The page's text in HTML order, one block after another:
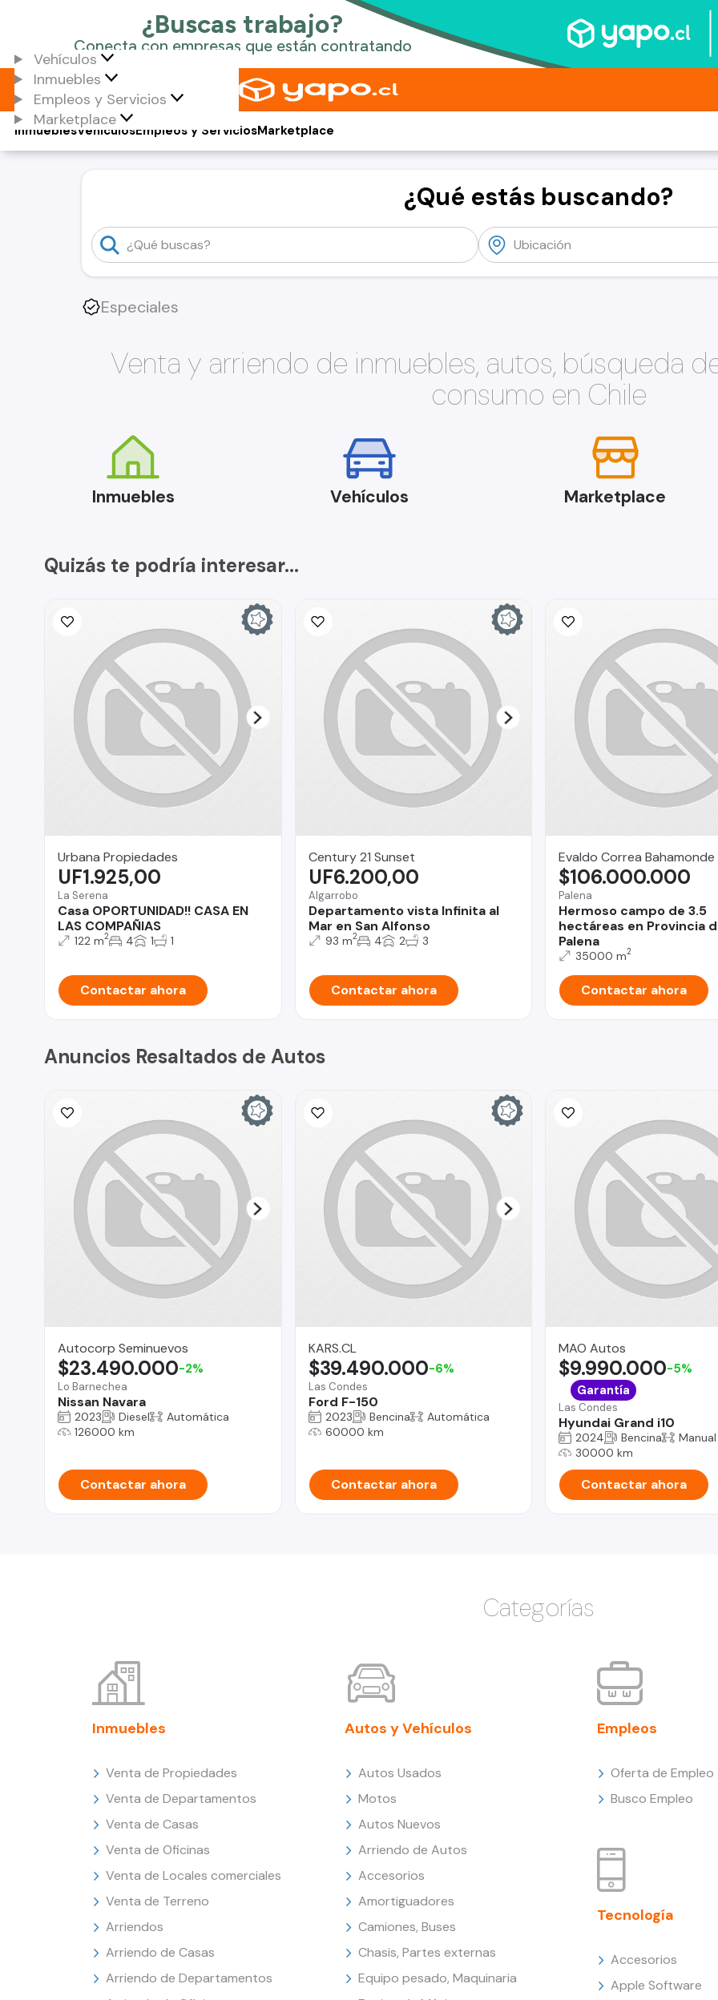
Vehículos
Inmuebles
Empleos y Servicios
Marketplace
Vehículos
Inmuebles Empleos y ServiciosMarketplace
¿Qué estás buscando?
Especiales
Venta y arriendo de inmuebles, autos, búsqueda
consumo en Chile
Inmuebles Vehículos Marketplace
Quizás te podría interesar...
Urbana Propiedades
La Serena
Casa OPORTUNIDAD!! CASA EN
LAS COMPAÑIAS
UF1.925,00
122 m2 4 1 1
Contactar ahora
Century 21 Sunset
Algarrobo
Departamento vista Infinita al
Mar en San Alfonso
UF6.200,00
93 m2 4 2 3
Contactar ahora
Evaldo Correa Bahamonde
Palena
Hermoso campo de 3.5
hectáreas en Provincia
Palena
$106.000.000
35000 m2
Contactar ahora
Anuncios Resaltados de Autos
Autocorp Seminuevos
Lo Barnechea
Nissan Navara
$23.490.000-2%
2023 Diesel
Automática
126000 km
Contactar ahora
KARS.CL
Las Condes
Ford F-150
$39.490.000-6%
2023 Bencina
Automática
60000 km
Contactar ahora
MAO Autos
Las Condes
Hyundai Grand i10
$9.990.000-5%
Garantía
2024 Bencina
Manual
30000 km
Contactar ahora
Categorías
Inmuebles
Venta de Propiedades
Venta de Departamentos
Venta de Casas
Venta de Oficinas
Venta de Locales comerciales
Venta de Terreno
Arriendos
Arriendo de Casas
Arriendo de Departamentos
Autos y Vehículos
Autos Usados
Motos
Autos Nuevos
Arriendo de Autos
Accesorios
Amortiguadores
Camiones, Buses
Chasis, Partes externas
Equipo pesado, Maquinaria
Empleos
Oferta de Empleo
Busco Empleo
Tecnología
Accesorios
Apple Software